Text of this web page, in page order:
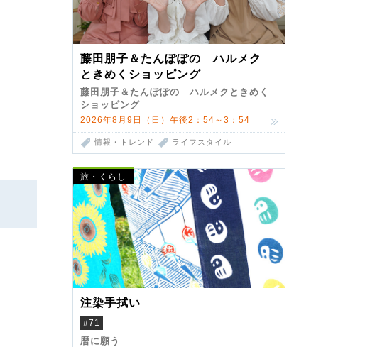
藤田朋子＆たんぽぽの ハルメク
ときめくショッピング
藤田朋子＆たんぽぽの ハルメクときめく
ショッピング
2026年8月9日（日）午後2：54～3：54
情報・トレンド ライフスタイル
旅・くらし
注染手拭い
#71
暦に願う